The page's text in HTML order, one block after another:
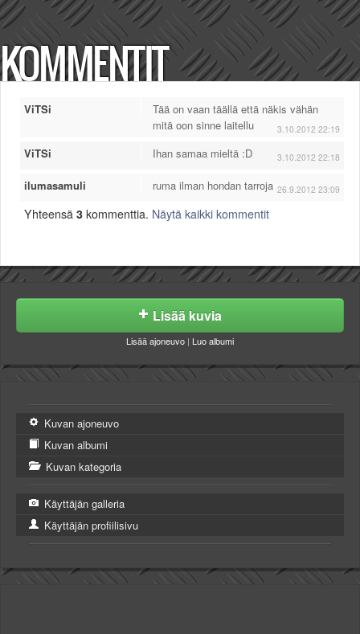
KOMMENTIT
ViTSi
Tää on vaan täällä että näkis vähän
mitä oon sinne laitellu
3.10.2012 22:19
ViTSi Ihan samaa mieltä :D 3.10.2012 22:18
ilumasamuli ruma ilman hondan tarroja 26.9.2012 23:09
Yhteensä 3 kommenttia. Näytä kaikki kommentit
Lisää kuvia
Lisää ajoneuvo | Luo albumi
Kuvan ajoneuvo
Kuvan albumi
Kuvan kategoria
Käyttäjän galleria
Käyttäjän profiilisivu